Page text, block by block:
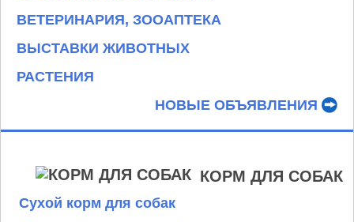
ВЕТЕРИНАРИЯ, ЗООАПТЕКА
ВЫСТАВКИ ЖИВОТНЫХ
РАСТЕНИЯ
НОВЫЕ ОБЪЯВЛЕНИЯ
КОРМ ДЛЯ СОБАК
Сухой корм для собак